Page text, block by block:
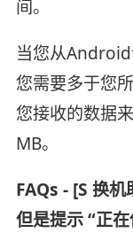
间。
当您从Android
您需要多于您
您接收的数据
MB。
FAQs - [S 换机
但是提示 “正